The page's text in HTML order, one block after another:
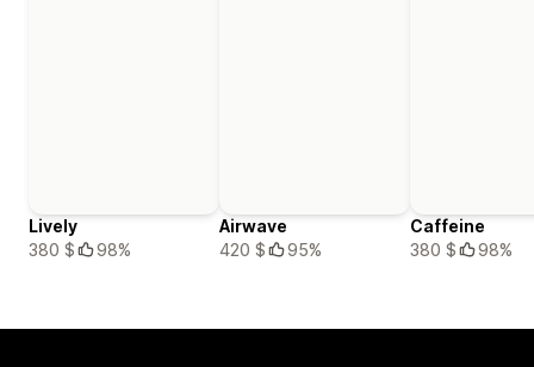
Lively
380 $
98%
Airwave
420 $
95%
Caffeine
380 $
98%